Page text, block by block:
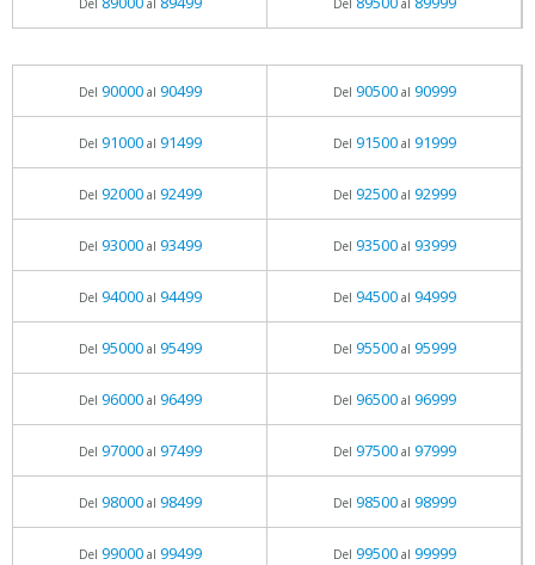
Del al Del al
Del 90000al 90499 Del 90500al 90999
Del 91000al 91499 Del 91500al 91999
Del 92000al 92499 Del 92500al 92999
Del 93000al 93499 Del 93500al 93999
Del 94000al 94499 Del 94500al 94999
Del 95000al 95499 Del 95500al 95999
Del 96000al 96499 Del 96500al 96999
Del 97000al 97499 Del 97500al 97999
Del 98000al 98499 Del 98500al 98999
Del 99000al 99499 Del 99500al 99999